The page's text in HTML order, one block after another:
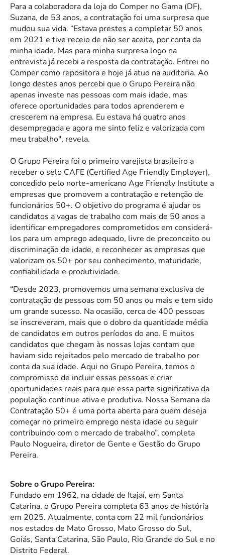
Para a colaboradora da loja do Comper no Gama (DF),
Suzana, de 53 anos, a contratação foi uma surpresa que
mudou sua vida. “Estava prestes a completar 50 anos
em 2021 e tive receio de não ser aceita, por conta da
minha idade. Mas para minha surpresa logo na
entrevista já recebi a resposta da contratação. Entrei no
Comper como repositora e hoje já atuo na auditoria. Ao
longo destes anos percebi que o Grupo Pereira não
apenas investe nas pessoas com mais idade, mas
oferece oportunidades para todos aprenderem e
crescerem na empresa. Eu estava há quatro anos
desempregada e agora me sinto feliz e valorizada com
meu trabalho", revela.
O Grupo Pereira foi o primeiro varejista brasileiro a
receber o selo CAFE (Certified Age Friendly Employer),
concedido pelo norte-americano Age Friendly Institute a
empresas que promovem a contratação e retenção de
funcionários 50+. O objetivo do programa é ajudar os
candidatos a vagas de trabalho com mais de 50 anos a
identificar empregadores comprometidos em considerá-
los para um emprego adequado, livre de preconceito ou
discriminação de idade, e reconhecer as empresas que
valorizam os 50+ por seu conhecimento, maturidade,
confiabilidade e produtividade.
“Desde 2023, promovemos uma semana exclusiva de
contratação de pessoas com 50 anos ou mais e tem sido
um grande sucesso. Na ocasião, cerca de 400 pessoas
se inscreveram, mais que o dobro da quantidade média
de candidatos em outros períodos do ano. E muitos
candidatos que chegam às nossas lojas contam que
haviam sido rejeitados pelo mercado de trabalho por
conta da sua idade. Aqui no Grupo Pereira, temos o
compromisso de incluir essas pessoas e criar
oportunidades reais para que essa parte significativa da
população continue ativa e produtiva. Nossa Semana da
Contratação 50+ é uma porta aberta para quem deseja
começar no primeiro emprego nesta idade ou seguir
contribuindo com o mercado de trabalho”, completa
Paulo Nogueira, diretor de Gente e Gestão do Grupo
Pereira.
Sobre o Grupo Pereira:
Fundado em 1962, na cidade de Itajaí, em Santa
Catarina, o Grupo Pereira completa 63 anos de história
em 2025. Atualmente, conta com 22 mil funcionários
nos estados de Mato Grosso, Mato Grosso do Sul,
Goiás, Santa Catarina, São Paulo, Rio Grande do Sul e no
Distrito Federal.